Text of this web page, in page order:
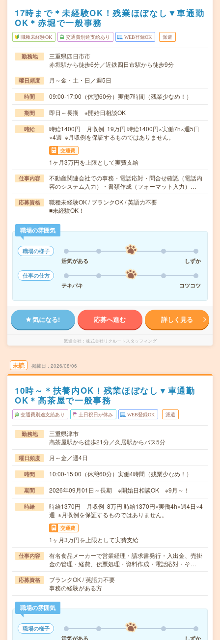
17時まで＊未経験OK！残業ほぼなし▼車通勤
OK＊赤堀で一般事務
職種未経験OK 交通費別途支給あり WEB登録OK 派遣
勤務地
三重県四日市市
赤堀駅から徒歩6分／近鉄四日市駅から徒歩9分
曜日頻度 月～金・土・日／週5日
時間 09:00-17:00（休憩60分）実働7時間（残業少なめ！）
期間 即日～長期 ※開始日相談OK
時給
時給1400円 月収例 19万円 時給1400円×実働7h×週5日
×4週 ※月収例を保証するものではありません。
交通費
1ヶ月3万円を上限として実費支給
仕事内容
不動産関連会社での事務・電話応対・問合せ確認（電話内
容のシステム入力）・書類作成（フォーマット入力）…
応募資格
職種未経験OK / ブランクOK / 英語力不要
■未経験OK！
職場の雰囲気
職場の様子
活気がある
しずか
仕事の仕方
テキパキ
コツコツ
気になる! 応募へ進む 詳しく見る
派遣会社 株式会社リクルートスタッフィング
未読 掲載日 2026/08/06
10時～＊扶養内OK！残業ほぼなし▼車通勤
OK＊高茶屋で一般事務
交通費別途支給あり 土日祝日が休み WEB登録OK 派遣
勤務地
三重県津市
高茶屋駅から徒歩21分／久居駅からバス5分
曜日頻度 月～金／週4日
時間 10:00-15:00（休憩60分）実働4時間（残業少なめ！）
期間 2026年09月01日～長期 ※開始日相談OK ※9月～！
時給
時給1370円 月収例 8万円 時給1370円×実働4h×週4日×4
週 ※月収例を保証するものではありません。
交通費
1ヶ月3万円を上限として実費支給
仕事内容
有名食品メーカーで営業経理・請求書発行・入出金、売掛
金の管理・経費、伝票処理・資料作成・電話応対・そ…
応募資格
ブランクOK / 英語力不要
事務の経験がある方
職場の雰囲気
職場の様子
活気がある
しずか